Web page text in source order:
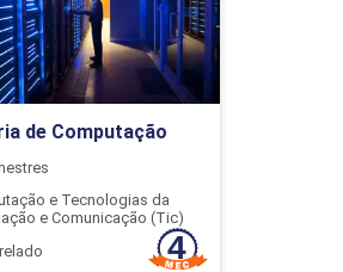
6
AVALIAÇÃO
de Computação
e Tecnologias da
e Comunicação (Tic)
para Inscrição